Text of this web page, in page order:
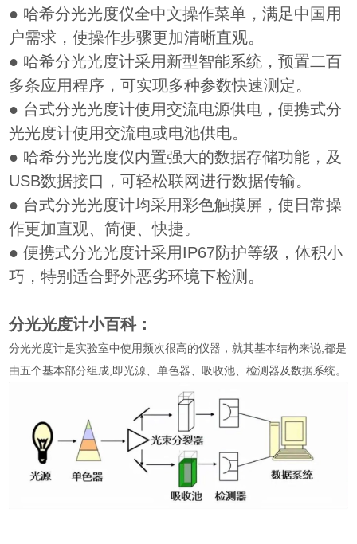
● 哈希分光光度仪全中文操作菜单，满足中国用
户需求，使操作步骤更加清晰直观。
● 哈希分光光度计采用新型智能系统，预置二百
多条应用程序，可实现多种参数快速测定。
● 台式分光光度计使用交流电源供电，便携式分
光光度计使用交流电或电池供电。
● 哈希分光光度仪内置强大的数据存储功能，及
USB数据接口，可轻松联网进行数据传输。
● 台式分光光度计均采用彩色触摸屏，使日常操
作更加直观、简便、快捷。
● 便携式分光光度计采用IP67防护等级，体积小
巧，特别适合野外恶劣环境下检测。
分光光度计小百科：
分光光度计是实验室中使用频次很高的仪器，就其基本结构来说,都是
由五个基本部分组成,即光源、单色器、吸收池、检测器及数据系统。